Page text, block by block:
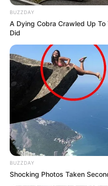
Confira alguns comentários
BUZZDAY
A Dying Cobra Crawled Up
Did
BUZZDAY
Shocking Photos Taken